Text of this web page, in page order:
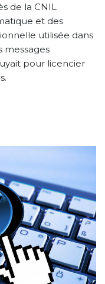
de la CNIL
et des
utilisée dans
messages
pour licencier